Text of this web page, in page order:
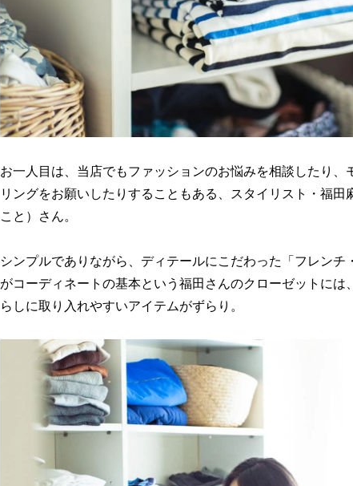
お一人目は、当店でもファッションのお悩みを相談したり、
リングをお願いしたりすることもある、スタイリスト・福田
こと）さん。
シンプルでありながら、ディテールにこだわった「フレンチ
がコーディネートの基本という福田さんのクローゼットには
らしに取り入れやすいアイテムがずらり。